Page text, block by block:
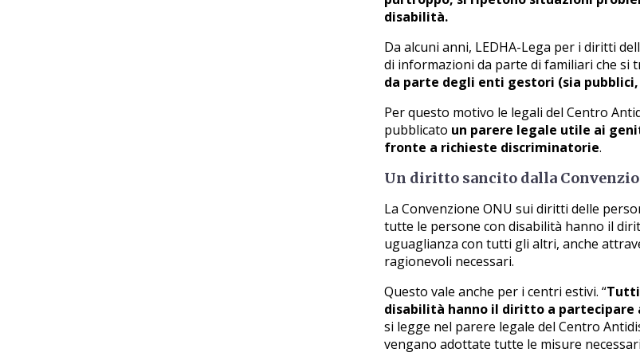
disabilità.
Da alcuni anni, LEDHA-Lega per i diritti
di informazioni da parte di familiari che si
da parte degli enti gestori (sia
Per questo motivo le legali del Centro
pubblicato un parere legale utile ai
fronte a richieste discriminatorie.
Un diritto sancito dalla
La Convenzione ONU sui diritti delle
tutte le persone con disabilità hanno il
uguaglianza con tutti gli altri, anche
ragionevoli necessari.
Questo vale anche per i centri estivi. “Tutti
disabilità hanno il diritto a partecipare
si legge nel parere legale del Centro
vengano adottate tutte le misure